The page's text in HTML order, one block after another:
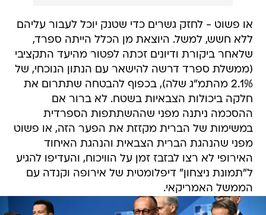
או פשוט - לחזק גשרים כדי שטנק יוכל לעבור עליהם
ללא חשש, למשל. היוצאת מן הכלל הייתה ספרד,
שלאחר ביקורת ודיונים זכתה לפטור מהיעד התקציבי
(ממשלת ספרד דרשה להישאר עם הנתון הנוכחי, של
2.1% מהתמ"ג שלה), בכפוף להבטחה שתתרום את
חלקה ביכולות הצבאיות בשטח. לא ברור אם
ההסכמה ניתנה מפני שההשתתפות הספרדית
במשימות של הברית מקזזת את הפער הזה, או פשוט
מפני שהנהגת הברית הצבאית והנהגת האיחוד
האירופי לא רצו לבזבז זמן על הוויכוח, והעדיפו להגיע
ל"תמונת ניצחון" דיפלומטית של אירופה וקנדה עם
הממשל האמריקאי.